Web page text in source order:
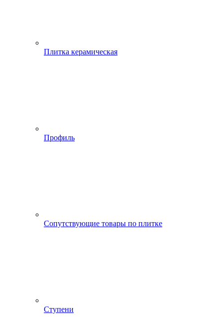
Плитка керамическая
Профиль
Сопутствующие товары по плитке
Ступени